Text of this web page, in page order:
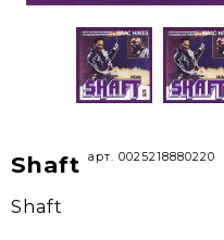
Shaft арт. 0025218880220
Shaft